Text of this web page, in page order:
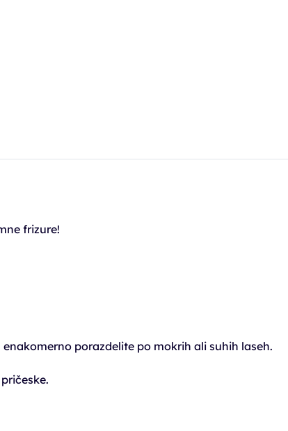
frizure!
porazdelite po mokrih ali suhih laseh.